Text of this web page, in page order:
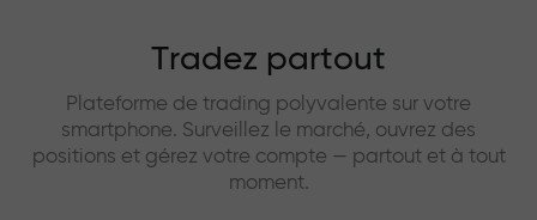
Tradez partout
Plateforme de trading polyvalente sur votre
smartphone. Surveillez le marché, ouvrez des
positions et gérez votre compte — partout et à tout
moment.